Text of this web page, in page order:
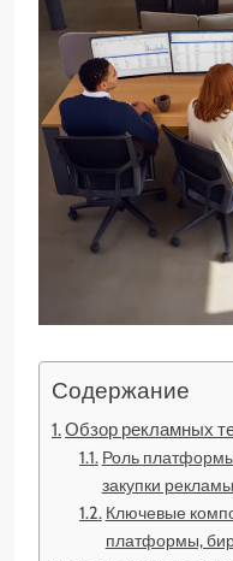
Содержание
Обзор рекламных
Роль
закупки рекламы
Ключевые
платформы,